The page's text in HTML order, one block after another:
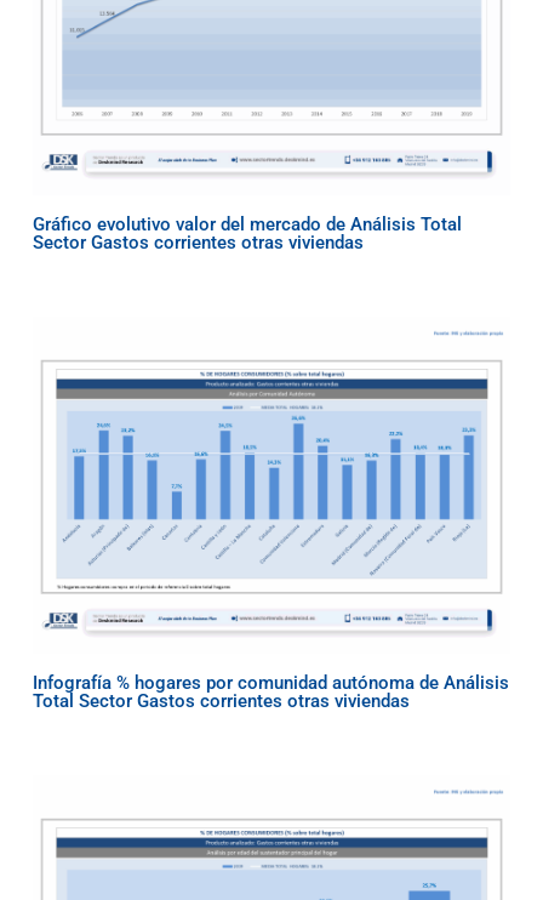
Gráfico evolutivo valor del mercado de Análisis Total
Sector Gastos corrientes otras viviendas
Infografía % hogares por comunidad autónoma de Análisis
Total Sector Gastos corrientes otras viviendas